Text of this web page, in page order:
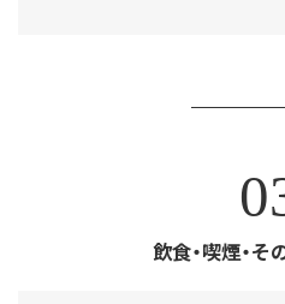
飲食・喫煙・